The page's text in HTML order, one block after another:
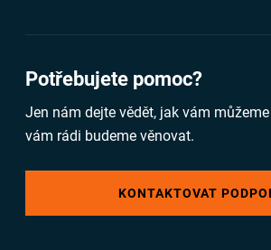
Potřebujete pomoc?
Jen nám dejte vědět, jak vám
vám rádi budeme věnovat.
KONTAKTOVAT